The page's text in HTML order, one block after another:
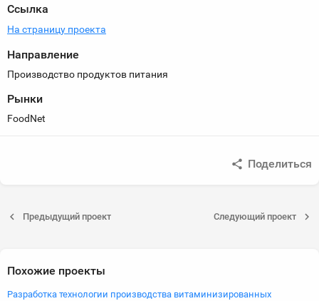
Ссылка
На страницу проекта
Направление
Производство продуктов питания
Рынки
FoodNet
Поделиться
Предыдущий проект Следующий проект
Похожие проекты
Разработка технологии производства витаминизированных